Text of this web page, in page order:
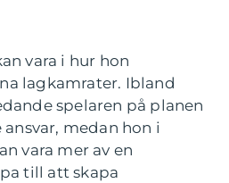
vara i hur hon
lagkamrater. Ibland
spelaren på planen
medan hon i
vara mer av en
till att skapa